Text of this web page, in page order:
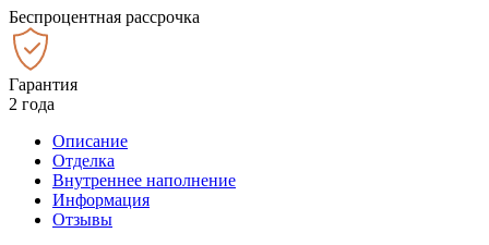
Беспроцентная рассрочка
Гарантия
2 года
Описание
Отделка
Внутреннее наполнение
Информация
Отзывы